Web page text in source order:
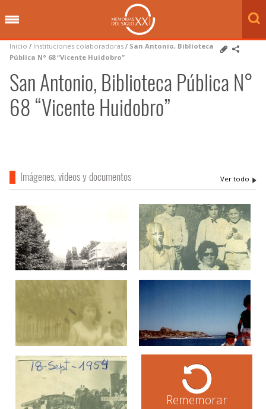
Inicio / Instituciones colaboradoras / San Antonio, Biblioteca
Pública N° 68 “Vicente Huidobro”
San Antonio, Biblioteca Pública N°
68 “Vicente Huidobro”
Imágenes, videos y documentos
Rememorar